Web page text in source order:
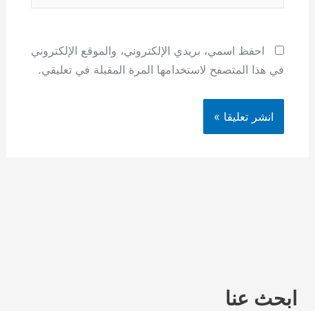
احفظ اسمي، بريدي الإلكتروني، والموقع الإلكتروني
في هذا المتصفح لاستخدامها المرة المقبلة في تعليقي.
ابحث عنا